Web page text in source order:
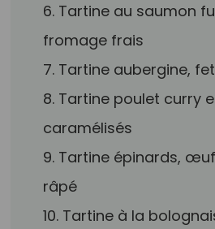
6. Tartine au saumon
fromage frais
7. Tartine aubergine,
8. Tartine poulet curry
caramélisés
9. Tartine épinards,
râpé
10. Tartine à la